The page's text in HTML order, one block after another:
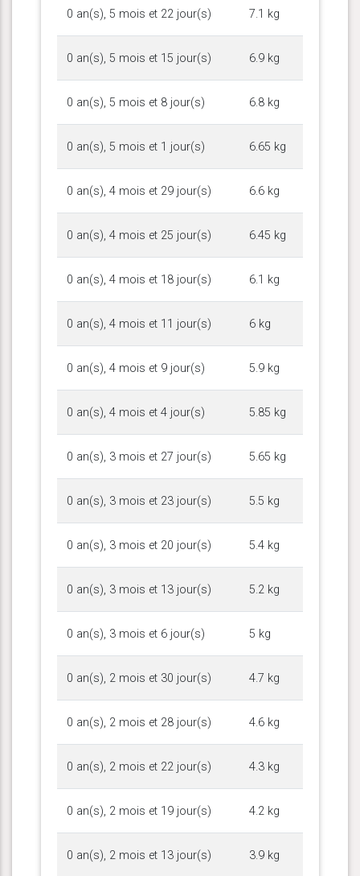
0 an(s), 5 mois et 22 jour(s) 7.1 kg
0 an(s), 5 mois et 15 jour(s) 6.9 kg
0 an(s), 5 mois et 8 jour(s) 6.8 kg
0 an(s), 5 mois et 1 jour(s) 6.65 kg
0 an(s), 4 mois et 29 jour(s) 6.6 kg
0 an(s), 4 mois et 25 jour(s) 6.45 kg
0 an(s), 4 mois et 18 jour(s) 6.1 kg
0 an(s), 4 mois et 11 jour(s) 6 kg
0 an(s), 4 mois et 9 jour(s) 5.9 kg
0 an(s), 4 mois et 4 jour(s) 5.85 kg
0 an(s), 3 mois et 27 jour(s) 5.65 kg
0 an(s), 3 mois et 23 jour(s) 5.5 kg
0 an(s), 3 mois et 20 jour(s) 5.4 kg
0 an(s), 3 mois et 13 jour(s) 5.2 kg
0 an(s), 3 mois et 6 jour(s) 5 kg
0 an(s), 2 mois et 30 jour(s) 4.7 kg
0 an(s), 2 mois et 28 jour(s) 4.6 kg
0 an(s), 2 mois et 22 jour(s) 4.3 kg
0 an(s), 2 mois et 19 jour(s) 4.2 kg
0 an(s), 2 mois et 13 jour(s) 3.9 kg